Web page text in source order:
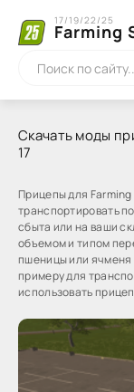
Farming
17/19/22/25
Скачать моды
17
Прицепы для
транспортировать
сбыта или на ваши
объемом и типом
пшеницы или ячменя
примеру для
использовать